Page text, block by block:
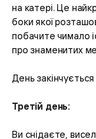
на катері. Це
боки якої
побачите чимало
про знаменитих
День
Третій день:
Ви снідаєте,